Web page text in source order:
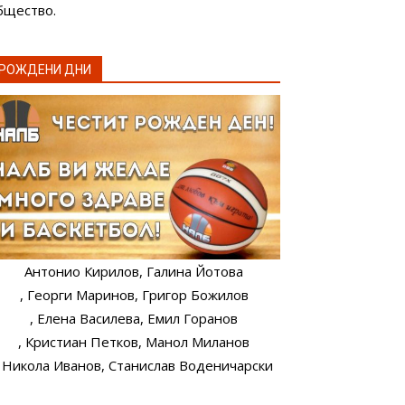
ДНИ
Антонио Кирилов, Галина Йотова
, Георги Маринов, Григор Божилов
, Елена Василева, Емил Горанов
, Кристиан Петков, Манол Миланов
Иванов, Станислав Воденичарски